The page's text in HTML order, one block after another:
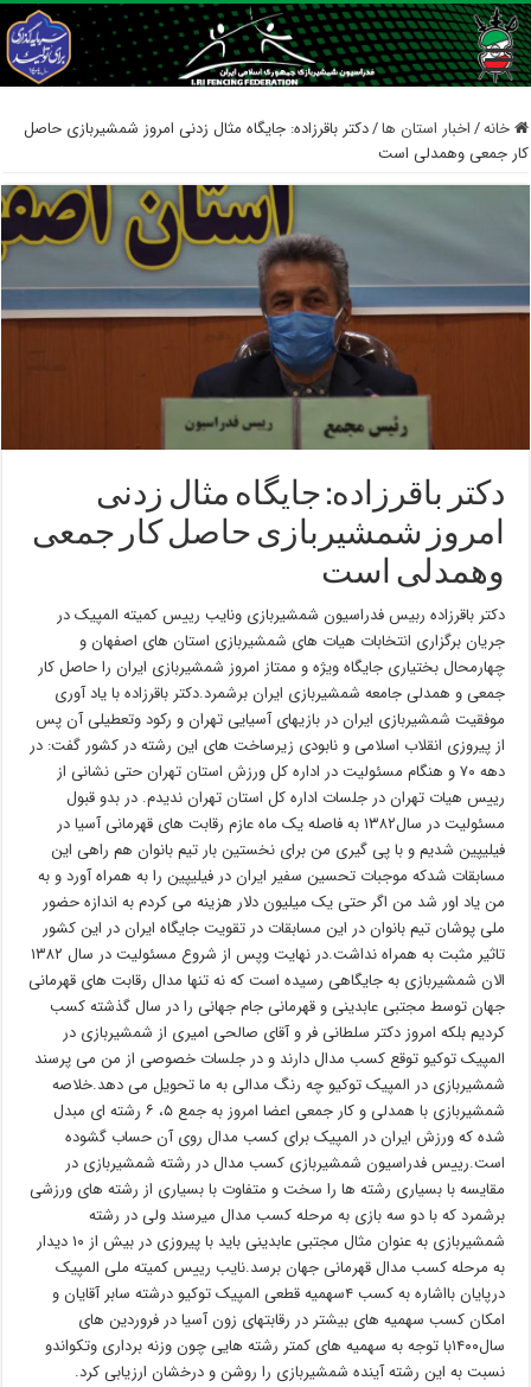
خانه/اخبار استان ها/دکتر باقرزاده: جایگاه مثال زدنی امروز شمشیربازی حاصل
کار جمعی وهمدلی است
دکتر باقرزاده: جایگاه مثال زدنی
امروز شمشیربازی حاصل کار جمعی
وهمدلی است
دکتر باقرزاده ربیس فدراسیون شمشیربازی ونایب رییس کمیته المپیک در
جریان برگزاری انتخابات هیات های شمشیربازی استان های اصفهان و
چهارمحال بختیاری جایگاه ویژه و ممتاز امروز شمشیربازی ایران را حاصل کار
جمعی و همدلی جامعه شمشیربازی ایران برشمرد.دکتر باقرزاده با یاد آوری
موفقیت شمشیربازی ایران در بازیهای آسیایی تهران و رکود وتعطیلی آن پس
از پیروزی انقلاب اسلامی و نابودی زیرساخت های این رشته در کشور گفت: در
دهه ۷۰ و هنگام مسئولیت در اداره کل ورزش استان تهران حتی نشانی از
رییس هیات تهران در جلسات اداره کل استان تهران ندیدم. در بدو قبول
مسئولیت در سال۱۳۸۲ به فاصله یک ماه عازم رقابت های قهرمانی آسیا در
فیلیپین شدیم و با پی گیری من برای نخستین بار تیم بانوان هم راهی این
مسابقات شدکه موجبات تحسین سفیر ایران در فیلیپین را به همراه آورد و به
من یاد اور شد من اگر حتی یک میلیون دلار هزینه می کردم به اندازه حضور
ملی پوشان تیم بانوان در این مسابقات در تقویت جایگاه ایران در این کشور
تاثیر مثبت به همراه نداشت.در نهایت وپس از شروع مسئولیت در سال ۱۳۸۲
الان شمشیربازی به جایگاهی رسیده است که نه تنها مدال رقابت های قهرمانی
جهان توسط مجتبی عابدینی و قهرمانی جام جهانی را در سال گذشته کسب
کردیم بلکه امروز دکتر سلطانی فر و آقای صالحی امیری از شمشیربازی در
المپیک توکیو توقع کسب مدال دارند و در جلسات خصوصی از من می پرسند
شمشیربازی در المپیک توکیو چه رنگ مدالی به ما تحویل می دهد.خلاصه
شمشیربازی با همدلی و کار جمعی اعضا امروز به جمع ۵، ۶ رشته ای مبدل
شده که ورزش ایران در المپیک برای کسب مدال روی آن حساب گشوده
است.رییس فدراسیون شمشیربازی کسب مدال در رشته شمشیربازی در
مقایسه با بسیاری رشته ها را سخت و متفاوت با بسیاری از رشته های ورزشی
برشمرد که با دو سه بازی به مرحله کسب مدال میرسند ولی در رشته
شمشیربازی به عنوان مثال مجتبی عابدینی باید با پیروزی در بیش از ۱۰ دیدار
به مرحله کسب مدال قهرمانی جهان برسد.نایب رییس کمیته ملی المپیک
درپایان بااشاره به کسب ۴سهمیه قطعی المپیک توکیو درشته سابر آقایان و
امکان کسب سهمیه های بیشتر در رقابتهای زون آسیا در فروردین های
سال۱۴۰۰با توجه به سهمیه های کمتر رشته هایی چون وزنه برداری وتکواندو
نسبت به این رشته آینده شمشیربازی را روشن و درخشان ارزیابی کرد.